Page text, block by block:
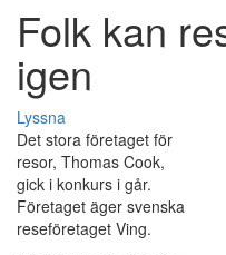
Folk kan
igen
Lyssna
Det stora företaget för
resor, Thomas Cook,
gick i konkurs i går.
Företaget äger svenska
reseföretaget Ving.